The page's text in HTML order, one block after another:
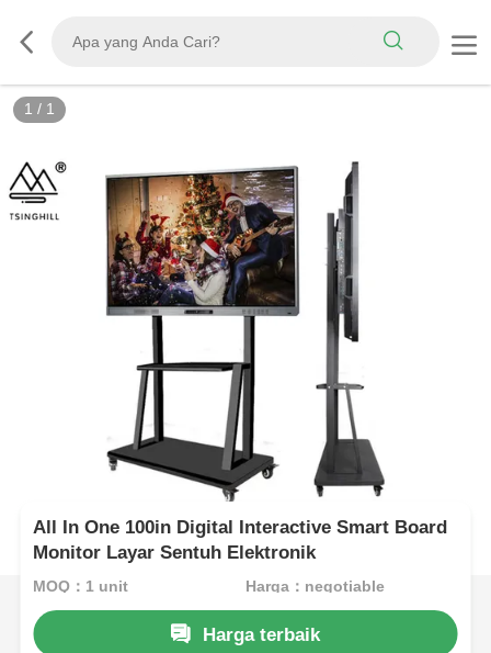
1 / 1
All In One 100in Digital Interactive Smart Board
Monitor Layar Sentuh Elektronik
MOQ：1 unit Harga：negotiable
Harga terbaik